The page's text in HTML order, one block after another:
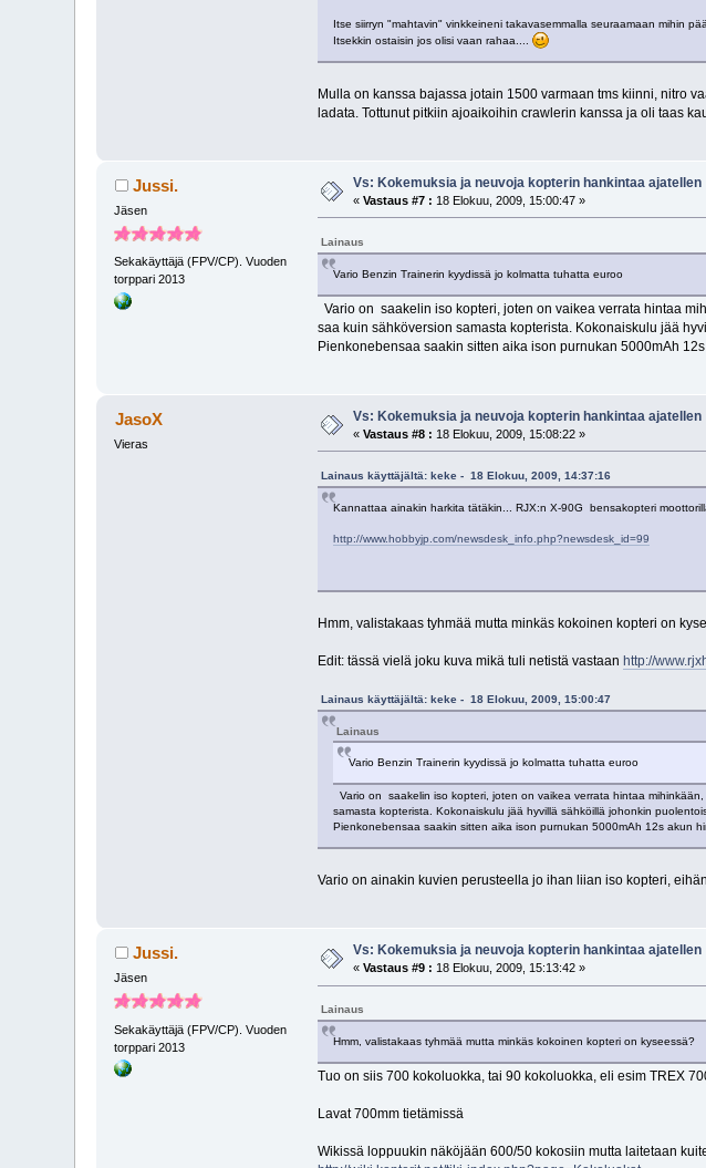
Itse siirryn "mahtavin" vinkkeineni takavasemmalla seuraamaan mihin
Itsekkin ostaisin jos olisi vaan rahaa....
Mulla on kanssa bajassa jotain 1500 varmaan tms kiinni, nitro
ladata. Tottunut pitkiin ajoaikoihin crawlerin kanssa ja oli taas
Jussi.
Jäsen
Sekakäyttäjä (FPV/CP). Vuoden
torppari 2013
Vs: Kokemuksia ja neuvoja kopterin hankintaa ajatellen
«Vastaus #7 : 18 Elokuu, 2009, 15:00:47 »
Lainaus
Vario Benzin Trainerin kyydissä jo kolmatta tuhatta euroo
Vario on saakelin iso kopteri, joten on vaikea verrata hintaa
saa kuin sähköversion samasta kopterista. Kokonaiskulu jää
Pienkonebensaa saakin sitten aika ison purnukan 5000mAh
JasoX
Vieras
Vs: Kokemuksia ja neuvoja kopterin hankintaa ajatellen
«Vastaus #8 : 18 Elokuu, 2009, 15:08:22 »
Lainaus käyttäjältä: keke - 18 Elokuu, 2009, 14:37:16
Kannattaa ainakin harkita tätäkin... RJX:n X-90G bensakopteri
http://www.hobbyjp.com/newsdesk_info.php?newsdesk_id=99
Hmm, valistakaas tyhmää mutta minkäs kokoinen kopteri on
Edit: tässä vielä joku kuva mikä tuli netistä vastaan http://
Lainaus käyttäjältä: keke - 18 Elokuu, 2009, 15:00:47
Lainaus
Vario Benzin Trainerin kyydissä jo kolmatta tuhatta euroo
Vario on saakelin iso kopteri, joten on vaikea verrata hintaa
samasta kopterista. Kokonaiskulu jää hyvillä sähköillä johonkin
Pienkonebensaa saakin sitten aika ison purnukan 5000mAh 12s akun
Vario on ainakin kuvien perusteella jo ihan liian iso kopteri,
Jussi.
Jäsen
Sekakäyttäjä (FPV/CP). Vuoden
torppari 2013
Vs: Kokemuksia ja neuvoja kopterin hankintaa ajatellen
«Vastaus #9 : 18 Elokuu, 2009, 15:13:42 »
Lainaus
Hmm, valistakaas tyhmää mutta minkäs kokoinen kopteri on kyseessä?
Tuo on siis 700 kokoluokka, tai 90 kokoluokka, eli esim TREX
Lavat 700mm tietämissä
Wikissä loppuukin näköjään 600/50 kokosiin mutta laitetaan